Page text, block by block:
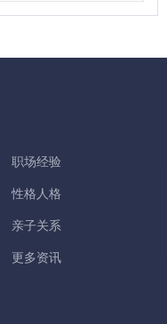
职场经验
性格人格
亲子关系
更多资讯